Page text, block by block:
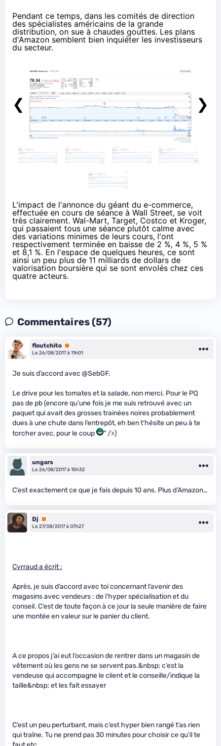
Pendant ce temps, dans les comités de direction
des spécialistes américains de la grande
distribution, on sue à chaudes gouttes. Les plans
d'Amazon semblent bien inquiéter les investisseurs
du secteur.
❮ ❯
L'impact de l'annonce du géant du e-commerce,
effectuée en cours de séance à Wall Street, se voit
très clairement. Wal-Mart, Target, Costco et Kroger,
qui passaient tous une séance plutôt calme avec
des variations minimes de leurs cours, l'ont
respectivement terminée en baisse de 2 %, 4 %, 5 %
et 8,1 %. En l'espace de quelques heures, ce sont
ainsi un peu plus de 11 milliards de dollars de
valorisation boursière qui se sont envolés chez ces
quatre acteurs.
Commentaires (57)
floutchito Premium
Le 26/08/2017 à 11h01
Je suis d’accord avec @SebGF.
Le drive pour les tomates et la salade, non merci. Pour le PQ
pas de pb (encore qu’une fois je me suis retrouvé avec un
paquet qui avait des grosses trainées noires probablement
dues à une chute dans l’entrepôt, eh ben t’hésite un peu à te
torcher avec, pour le coup
" />)
ungars
Le 26/08/2017 à 15h32
C’est exactement ce que je fais depuis 10 ans. Plus d’Amazon…
Dj
Premium
Le 27/08/2017 à 07h27
Cyrraud a écrit :
Après, je suis d’accord avec toi concernant l’avenir des
magasins avec vendeurs : de l’hyper spécialisation et du
conseil. C’est de toute façon à ce jour la seule manière de faire
une montée en valeur sur le panier du client.
A ce propos j’ai eut l’occasion de rentrer dans un magasin de
vêtement où les gens ne se servent pas.&nbsp; c’est la
vendeuse qui accompagne le client et le conseille/indique la
taille&nbsp; et les fait essayer
C’est un peu perturbant, mais c’est hyper bien rangé t’as rien
qui traîne. Tu ne prend pas 30 minutes pour choisir ce qu’il te